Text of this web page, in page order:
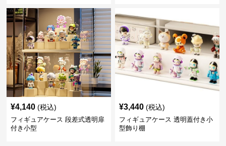
¥4,140 (税込)
フィギュアケース 段差式透明扉
付き小型
¥3,440 (税込)
フィギュアケース 透明蓋付き小
型飾り棚